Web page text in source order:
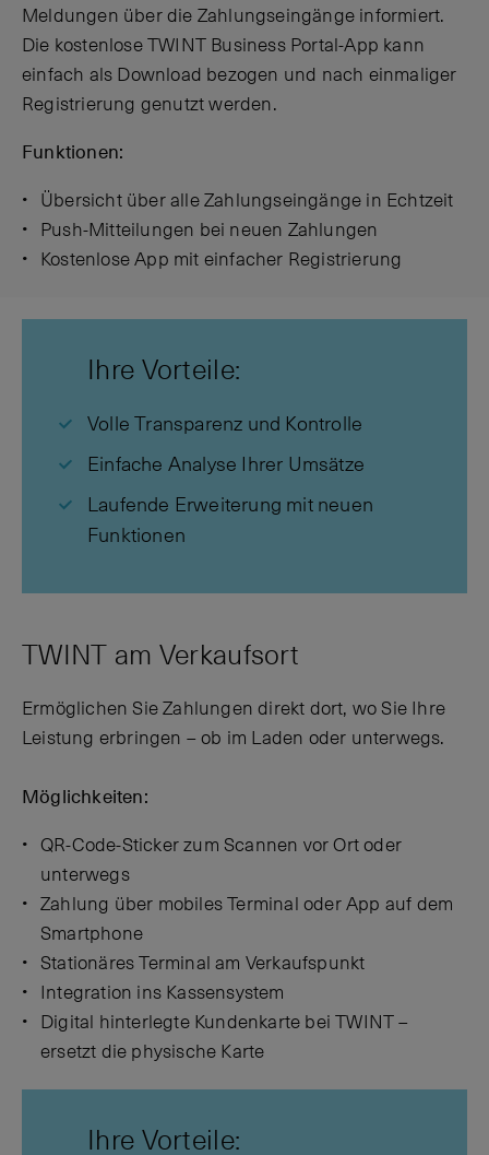
Meldungen über die Zahlungseingänge informiert.
Die kostenlose TWINT Business Portal-App kann
einfach als Download bezogen und nach einmaliger
Registrierung genutzt werden.
Funktionen:
Übersicht über alle Zahlungseingänge in Echtzeit
Push-Mitteilungen bei neuen Zahlungen
Kostenlose App mit einfacher Registrierung
Ihre Vorteile:
Volle Transparenz und Kontrolle
Einfache Analyse Ihrer Umsätze
Laufende Erweiterung mit neuen
Funktionen
TWINT am Verkaufsort
Ermöglichen Sie Zahlungen direkt dort, wo Sie Ihre
Leistung erbringen – ob im Laden oder unterwegs.
Möglichkeiten:
QR-Code-Sticker zum Scannen vor Ort oder
unterwegs
Zahlung über mobiles Terminal oder App auf dem
Smartphone
Stationäres Terminal am Verkaufspunkt
Integration ins Kassensystem
Digital hinterlegte Kundenkarte bei TWINT –
ersetzt die physische Karte
Ihre Vorteile: